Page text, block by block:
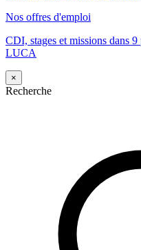
Nos offres d'emploi
CDI, stages et missions dans
LUCA
×
Recherche